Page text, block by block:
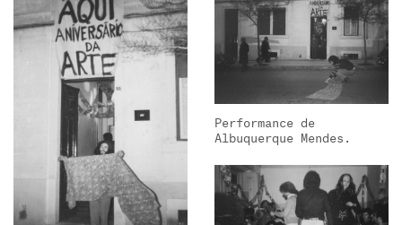
Performance de
Albuquerque Mendes.